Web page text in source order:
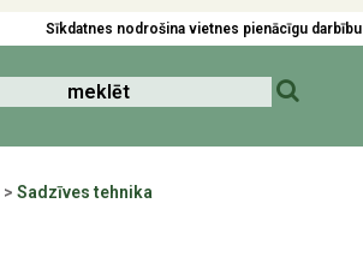
Sīkdatnes nodrošina vietnes pienācīgu darbību
> Sadzīves tehnika